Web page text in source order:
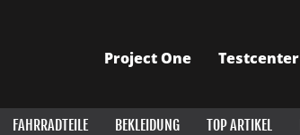
Project One Testcenter
FAHRRADTEILE BEKLEIDUNG TOP ARTIKEL